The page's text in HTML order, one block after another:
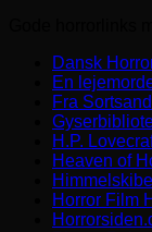
Dansk
En
Fra Sortsand
H.P.
Heaven of
Horror Film